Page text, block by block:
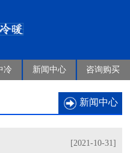
冷 新闻中心 咨询购买
新闻中心
[2021-10-31]